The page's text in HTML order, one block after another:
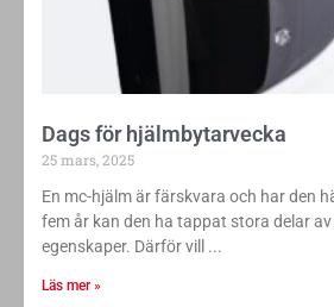
Dags för hjälmbytarvecka
25 mars, 2025
En mc-hjälm är färskvara och har den
fem år kan den ha tappat stora delar
egenskaper. Därför vill
Läs mer »